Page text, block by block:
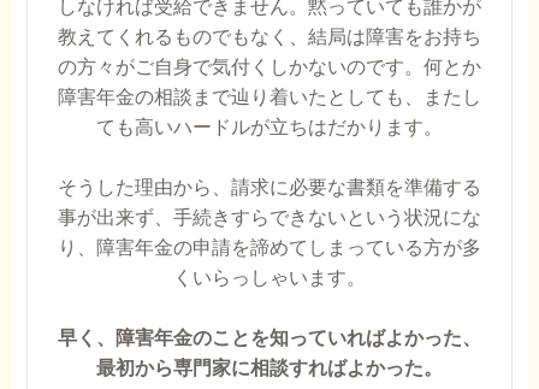
しなければ受給できません。黙っていても誰かが
教えてくれるものでもなく、結局は障害をお持ち
の方々がご自身で気付くしかないのです。何とか
障害年金の相談まで辿り着いたとしても、またし
ても高いハードルが立ちはだかります。
そうした理由から、請求に必要な書類を準備する
事が出来ず、手続きすらできないという状況にな
り、障害年金の申請を諦めてしまっている方が多
くいらっしゃいます。
早く、障害年金のことを知っていればよかった、
最初から専門家に相談すればよかった。